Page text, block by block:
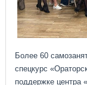
Более 60
спецкурс
поддержке центра